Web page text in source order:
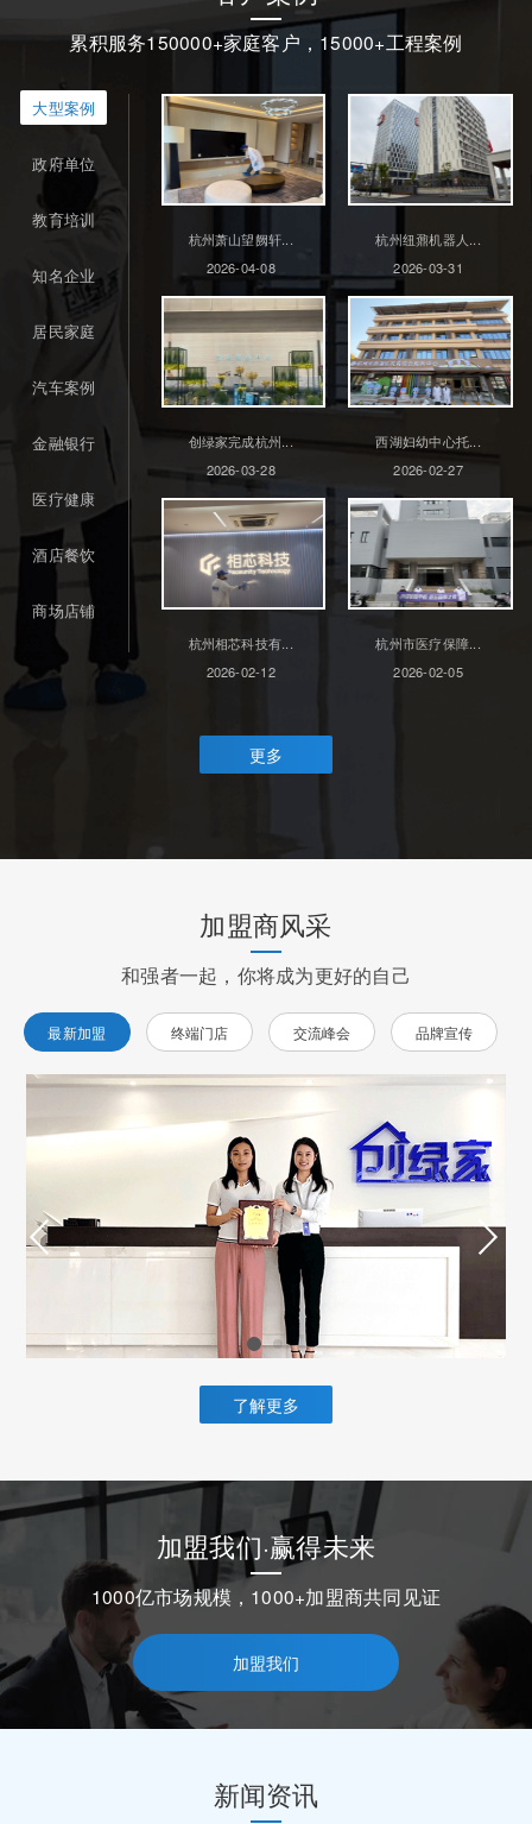
累积服务150000+家庭客户，15000+工程案例
大型案例
政府单位
教育培训
知名企业
居民家庭
汽车案例
金融银行
医疗健康
酒店餐饮
商场店铺
杭州萧山望阙轩...
2026-04-08
杭州纽鼐机器人...
2026-03-31
创绿家完成杭州...
2026-03-28
西湖妇幼中心托...
2026-02-27
杭州相芯科技有...
2026-02-12
杭州市医疗保障...
2026-02-05
更多
加盟商风采
和强者一起，你将成为更好的自己
最新加盟 终端门店 交流峰会 品牌宣传
了解更多
加盟我们·赢得未来
1000亿市场规模，1000+加盟商共同见证
加盟我们
新闻资讯